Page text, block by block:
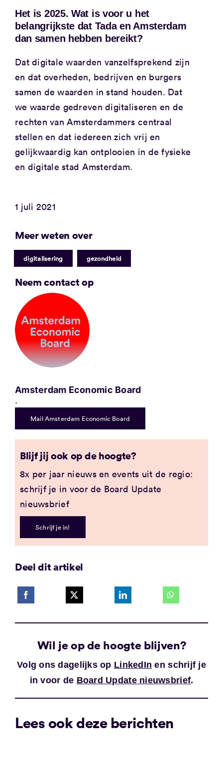
Het is 2025. Wat is voor u het
belangrijkste dat Tada en Amsterdam
dan samen hebben bereikt?
Dat digitale waarden vanzelfsprekend zijn
en dat overheden, bedrijven en burgers
samen de waarden in stand houden. Dat
we waarde gedreven digitaliseren en de
rechten van Amsterdammers centraal
stellen en dat iedereen zich vrij en
gelijkwaardig kan ontplooien in de fysieke
en digitale stad Amsterdam.
1 juli 2021
Meer weten over
digitalisering gezondheid
Neem contact op
Amsterdam Economic Board
.
Mail Amsterdam Economic Board
Blijf jij ook op de hoogte?
8x per jaar nieuws en events uit de regio:
schrijf je in voor de Board Update
nieuwsbrief
Schrijf je in!
Deel dit artikel
Wil je op de hoogte blijven?
Volg ons dagelijks op LinkedIn en schrijf je
in voor de Board Update nieuwsbrief.
Lees ook deze berichten